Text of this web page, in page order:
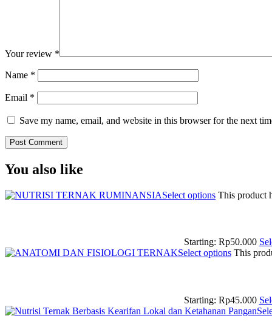
Your review *
Name *
Email *
Save my name, email, and website in this browser for the next
You also like
Select options This product
Starting: Rp50.000
Select options This
Starting: Rp45.000